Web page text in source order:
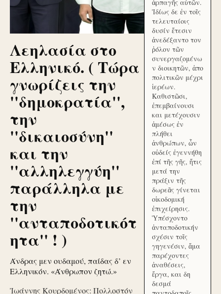
Λεηλασία στο
Ελληνικό. ( Τώρα
γνωρίζεις την
''δημοκρατία'',
την
''δικαιοσύνη''
και την
''αλληλεγγύη''
παράλληλα με
την
''ανταποδοτικότ
ητα'' ! )
Άνδρας μεν ουδαμού, παίδας δ’ εν
Ελληνικόν. «Άνθρωπον ζητώ.»
Ἰωάννης Κουρδομένος: Πολλοστόν
ἁρπαγῆς αὐτῶν.
Ἰδίως δε ἐν τοῖς
τελευταίοις
δυσίν ἔτεσιν
ἀνεδέξαντο τον
ῥόλον τῶν
συνεργαζομένω
ν διοικητῶν, ἀπο
πολιτικῶν μέχρι
ἱερέων.
Καθιστῶσι,
ἐπεμβαίνουσι
και μετέχουσιν
ἀμέσως ἐν
πλήθει
ἀνθρώπων, ὧν
οὐδείς ἐγεννήθη
ἐπί τῆς γῆς, ἥτις
μετά την
πράξιν τῆς
δωρεᾶς γίνεται
οἰκοδομική
ἐπιχείρησις.
Ὑπέσχοντο
ἀνταποδοτικήν
σχέσιν τοῖς
γηγενέσιν, ἅμα
παρέχοντες
ἀναθέσεις,
ἔργα, και δη
δεσμά